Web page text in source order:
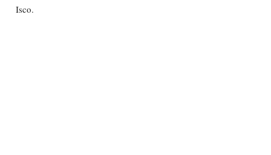
Isco.